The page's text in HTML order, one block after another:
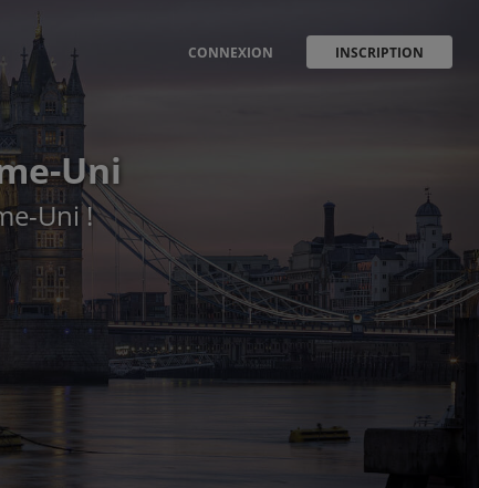
CONNEXION INSCRIPTION
Uni
Uni !